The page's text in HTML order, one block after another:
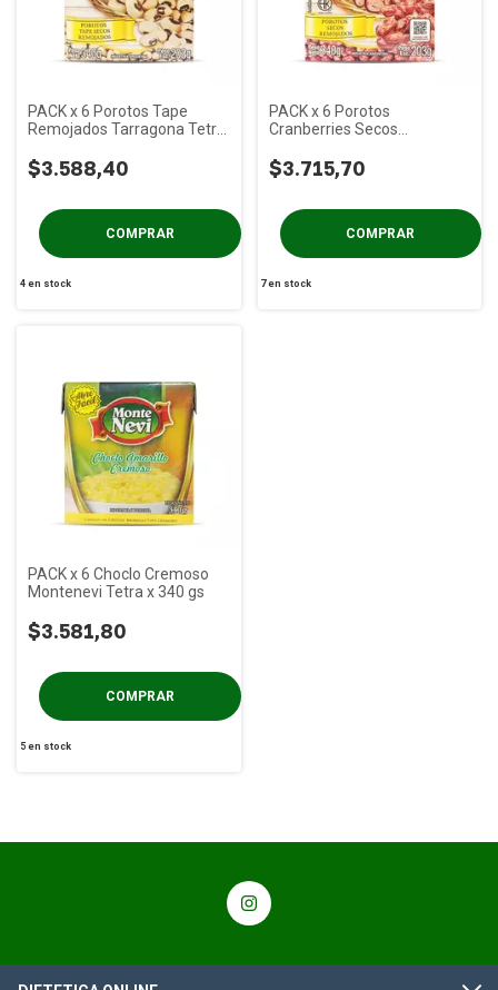
PACK x 6 Porotos Tape
Remojados Tarragona Tetra
$3.588,40
4en stock
PACK x 6 Porotos
Cranberries Secos
x 340 gs
$3.715,70
7en stock
PACK x 6 Choclo Cremoso
Montenevi Tetra x 340 gs
$3.581,80
5en stock